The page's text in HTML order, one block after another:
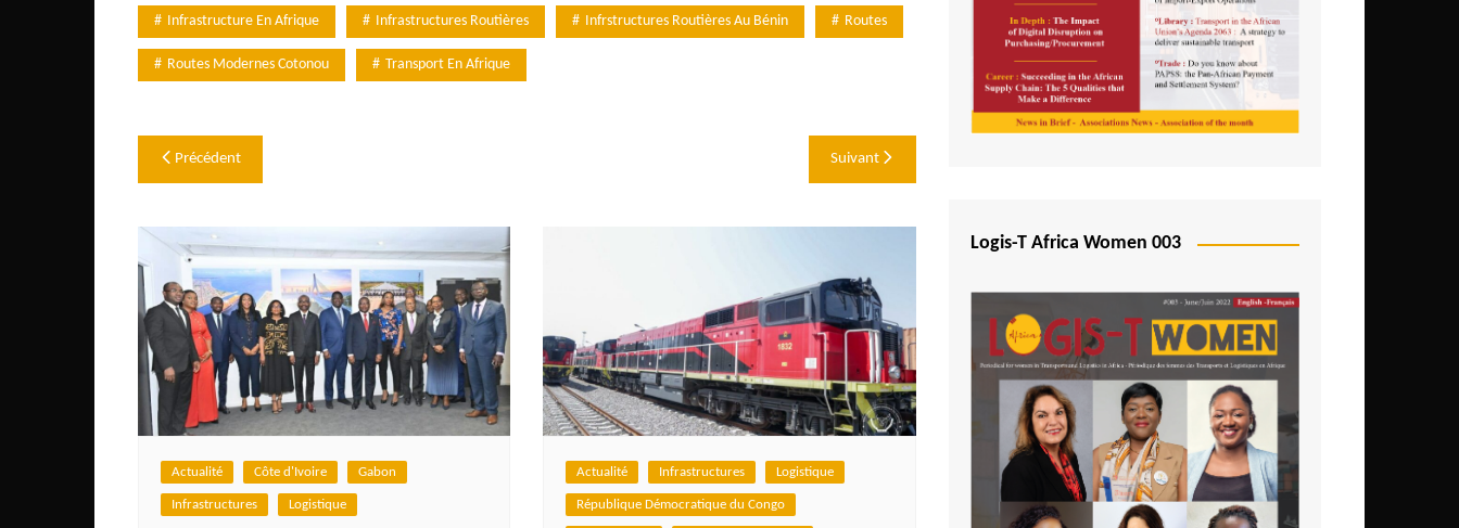
Infrastructure En Afrique Infrastructures Routières Infrstructures Routières Au Bénin Routes
Routes Modernes Cotonou Transport En Afrique
Navigation
l’article
Précédent Suivant
Actualité Côte d'Ivoire Gabon
Infrastructures Logistique
Actualité Infrastructures Logistique
République Démocratique du Congo
Logis-T Africa Women 003